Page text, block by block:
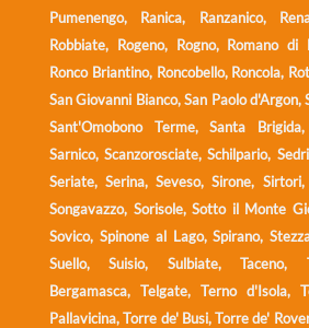
Pumenengo, Ranica, Ranzanico,
Robbiate, Rogeno, Rogno, Romano di
Ronco Briantino, Roncobello, Roncola,
San Giovanni Bianco, San Paolo d'Argon,
Sant'Omobono Terme, Santa
Sarnico, Scanzorosciate, Schilpario,
Seriate, Serina, Seveso, Sirone,
Songavazzo, Sorisole, Sotto il Monte
Sovico, Spinone al Lago, Spirano,
Suello, Suisio, Sulbiate, Taceno,
Bergamasca, Telgate, Terno d'Isola,
Pallavicina, Torre de' Busi, Torre de'